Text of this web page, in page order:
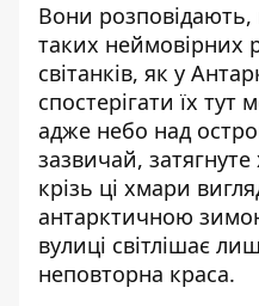
Вони
таких неймовірних
світанків, як у
спостерігати їх
адже небо над
зазвичай,
крізь ці хмари
антарктичною
вулиці світлішає
неповторна краса.